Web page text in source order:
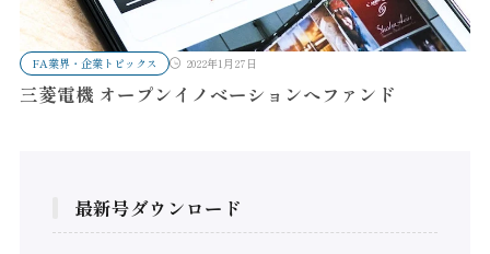
FA業界・企業トピックス 2022年1月27日
三菱電機 オープンイノベーションへファンド
最新号ダウンロード